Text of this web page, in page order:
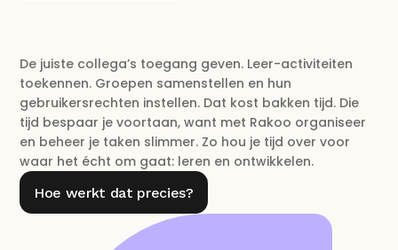
De juiste collega’s toegang geven. Leer-activiteiten
toekennen. Groepen samenstellen en hun
gebruikersrechten instellen. Dat kost bakken tijd. Die
tijd bespaar je voortaan, want met Rakoo organiseer
en beheer je taken slimmer. Zo hou je tijd over voor
waar het écht om gaat: leren en ontwikkelen.
Hoe werkt dat precies?